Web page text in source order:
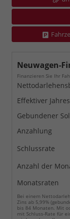
Neuwagen-
Finanzieren Sie Ihr
Effektiver
Gebundener
Anzahlung
Schlussrate
Anzahl der
Monatsraten
Bei einem
Zins ab 5,99%
bis 84 Monaten. Mit
mit Schluss-Rate für